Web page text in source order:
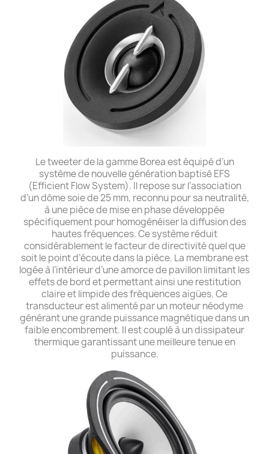
Le tweeter de la gamme Borea est équipé d’un
système de nouvelle génération baptisé EFS
(Efficient Flow System). Il repose sur l’association
d’un dôme soie de 25 mm, reconnu pour sa neutralité,
à une pièce de mise en phase développée
spécifiquement pour homogénéiser la diffusion des
hautes fréquences. Ce système réduit
considérablement le facteur de directivité quel que
soit le point d’écoute dans la pièce. La membrane est
logée à l’intérieur d’une amorce de pavillon limitant les
effets de bord et permettant ainsi une restitution
claire et limpide des fréquences aigües. Ce
transducteur est alimenté par un moteur néodyme
générant une grande puissance magnétique dans un
faible encombrement. Il est couplé à un dissipateur
thermique garantissant une meilleure tenue en
puissance.